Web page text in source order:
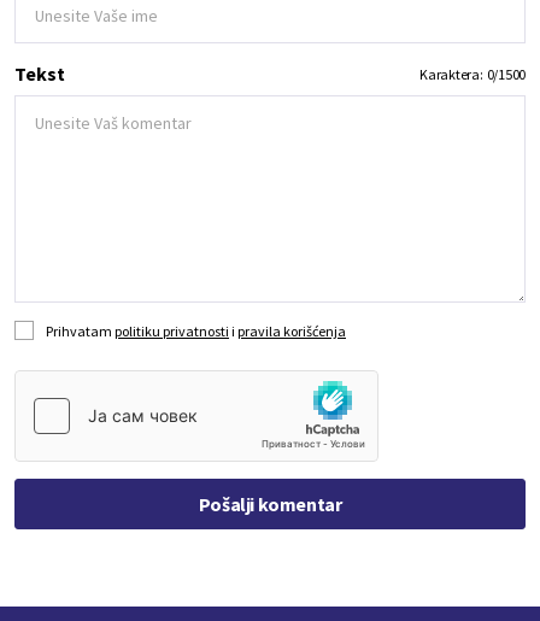
Tekst Karaktera: 0/1500
Prihvatam politiku privatnosti i pravila korišćenja
Pošalji komentar